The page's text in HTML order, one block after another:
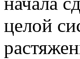
целой